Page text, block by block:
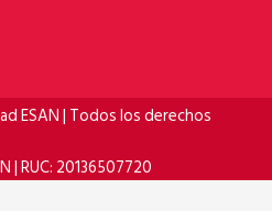
ESAN | Todos los derechos
| RUC: 20136507720